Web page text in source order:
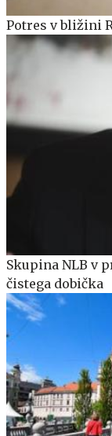
Potres v bližini
Skupina NLB v
čistega dobička